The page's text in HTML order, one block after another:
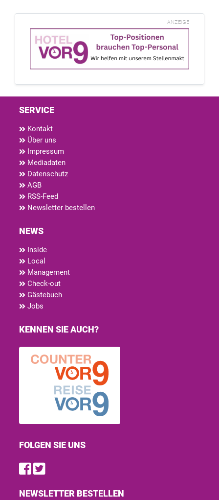
ANZEIGE
SERVICE
Kontakt
Über uns
Impressum
Mediadaten
Datenschutz
AGB
RSS-Feed
Newsletter bestellen
NEWS
Inside
Local
Management
Check-out
Gästebuch
Jobs
KENNEN SIE AUCH?
FOLGEN SIE UNS
Find us on Facebook
Follow us on Twitter
NEWSLETTER BESTELLEN